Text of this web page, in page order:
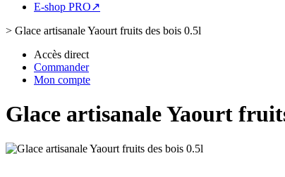
E-shop PRO↗
> Glace artisanale Yaourt fruits des bois 0.5l
Accès direct
Commander
Mon compte
Glace artisanale Yaourt